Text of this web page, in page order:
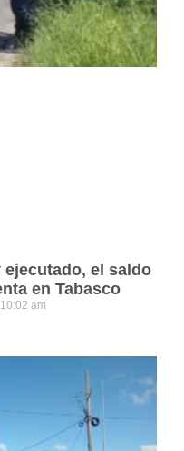
el saldo
en Tabasco
10:02 am